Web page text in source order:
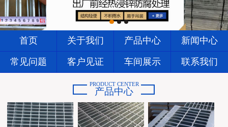
新闻中心
常见问题
客户见证
联系我们
首页 关于我们 产品中心 新闻中心
常见问题 客户见证 车间展示 联系我们
PRODUCT CENTER
产品中心